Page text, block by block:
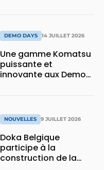
DEMO DAYS 14 JUILLET 2026
Une gamme Komatsu
puissante et
innovante aux Demo
NOUVELLES 9 JUILLET 2026
Doka Belgique
participe à la
construction de la